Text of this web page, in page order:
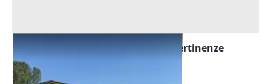
Asta Capannone artigianale con pertinenze
Offerta minima
360.000 €